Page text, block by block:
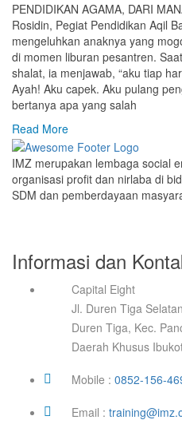
PENDIDIKAN AGAMA, DARI
Rosidin, Pegiat Pendidikan Aqil
mengeluhkan anaknya yang
di momen liburan pesantren.
shalat, ia menjawab, “aku tiap
Ayah! Aku capek. Aku pulang
bertanya apa yang salah
Read More
IMZ merupakan lembaga social
organisasi profit dan nirlaba di
SDM dan pemberdayaan
Informasi dan
Capital Eight
Jl. Duren Tiga
Duren Tiga, Kec.
Daerah Khusus
Mobile : 0852-156-
Email :